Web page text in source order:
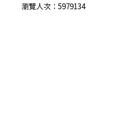
瀏覽人次：5979134